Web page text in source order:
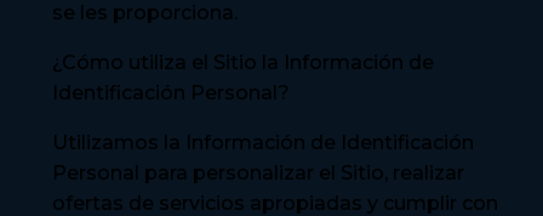
se les proporciona.
¿Cómo utiliza el Sitio la Información de
Identificación Personal?
Utilizamos la Información de Identificación
Personal para personalizar el Sitio, realizar
ofertas de servicios apropiadas y cumplir con